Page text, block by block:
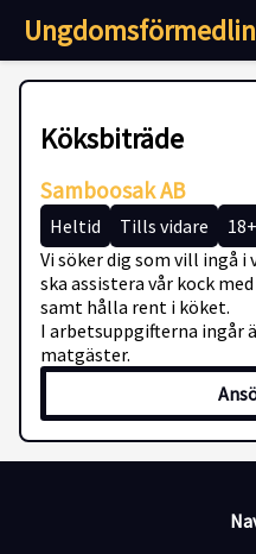
Köksbiträde
Samboosak AB
Heltid Tills vidare 18+
Vi söker dig som vill ingå i
ska assistera vår kock
samt hålla rent i köket.
I arbetsuppgifterna ingår
matgäster.